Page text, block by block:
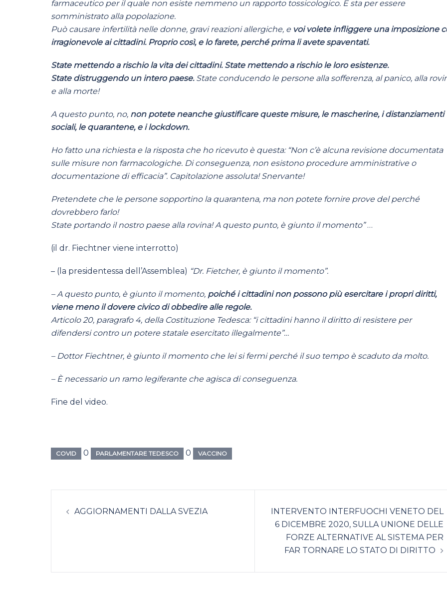
farmaceutico per il quale non esiste nemmeno un rapporto tossicologico. E sta per essere
somministrato alla popolazione.
Può causare infertilità nelle donne, gravi reazioni allergiche, e voi volete infliggere una imposizione
irragionevole ai cittadini. Proprio così, e lo farete, perché prima li avete spaventati.
State mettendo a rischio la vita dei cittadini. State mettendo a rischio le loro esistenze.
State distruggendo un intero paese.State conducendo le persone alla sofferenza, al panico, alla
e alla morte!
A questo punto, no, non potete neanche giustificare queste misure, le mascherine, i distanziamenti
sociali, le quarantene, e i lockdown.
Ho fatto una richiesta e la risposta che ho ricevuto è questa: “Non c’è alcuna revisione documentata
sulle misure non farmacologiche. Di conseguenza, non esistono procedure amministrative o
documentazione di efficacia”. Capitolazione assoluta! Snervante!
Pretendete che le persone sopportino la quarantena, ma non potete fornire prove del perché
dovrebbero farlo!
State portando il nostro paese alla rovina! A questo punto, è giunto il momento”…
(il dr. Fiechtner viene interrotto)
– (la presidentessa dell’Assemblea) “Dr. Fietcher, è giunto il momento”.
– A questo punto, è giunto il momento, poiché i cittadini non possono più esercitare i propri diritti,
viene meno il dovere civico di obbedire alle regole.
Articolo 20, paragrafo 4, della Costituzione Tedesca: “i cittadini hanno il diritto di resistere per
difendersi contro un potere statale esercitato illegalmente”…
– Dottor Fiechtner, è giunto il momento che lei si fermi perché il suo tempo è scaduto da molto.
– È necessario un ramo legiferante che agisca di conseguenza.
Fine del video.
COVID 0 PARLAMENTARE TEDESCO 0 VACCINO
Navigazione
AGGIORNAMENTI DALLA SVEZIA
INTERVENTO INTERFUOCHI VENETO DEL
6 DICEMBRE 2020, SULLA UNIONE DELLE
FORZE ALTERNATIVE AL SISTEMA PER
FAR TORNARE LO STATO DI DIRITTO